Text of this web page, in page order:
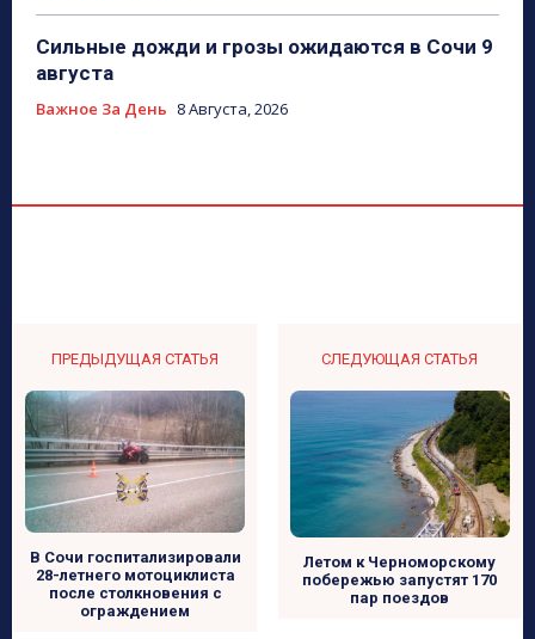
Сильные дожди и грозы ожидаются в Сочи 9
августа
Важное За День 8 Августа, 2026
ПРЕДЫДУЩАЯ СТАТЬЯ
В Сочи госпитализировали
28-летнего мотоциклиста
после столкновения с
ограждением
СЛЕДУЮЩАЯ СТАТЬЯ
Летом к Черноморскому
побережью запустят 170
пар поездов